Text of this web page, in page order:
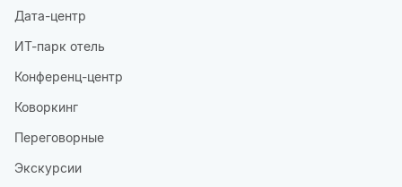
Дата-центр
ИТ-парк отель
Конференц-центр
Коворкинг
Переговорные
Экскурсии